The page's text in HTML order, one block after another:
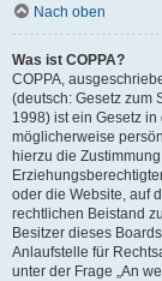
Nach oben
Was ist COPPA?
COPPA,
(deutsch: Gesetz zum
1998) ist ein Gesetz
möglicherweise
hierzu die
oder die Website, auf
rechtlichen Beistand
Besitzer dieses
Anlaufstelle für
unter der Frage „An